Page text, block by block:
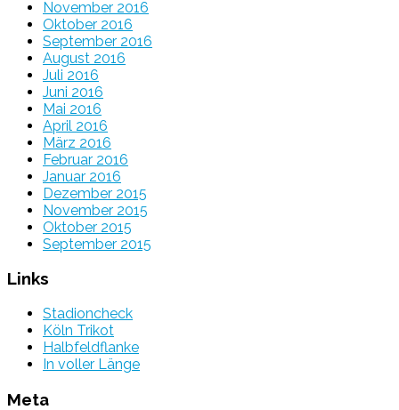
November 2016
Oktober 2016
September 2016
August 2016
Juli 2016
Juni 2016
Mai 2016
April 2016
März 2016
Februar 2016
Januar 2016
Dezember 2015
November 2015
Oktober 2015
September 2015
Links
Stadioncheck
Köln Trikot
Halbfeldflanke
In voller Länge
Meta